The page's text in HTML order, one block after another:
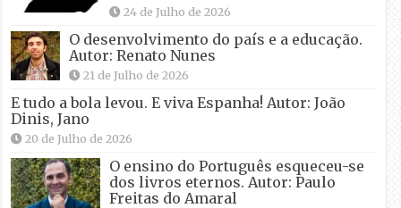
24 de Julho de 2026
O desenvolvimento do país e a educação.
Autor: Renato Nunes
21 de Julho de 2026
E tudo a bola levou. E viva Espanha! Autor: João
Dinis, Jano
20 de Julho de 2026
O ensino do Português esqueceu-se
dos livros eternos. Autor: Paulo
Freitas do Amaral